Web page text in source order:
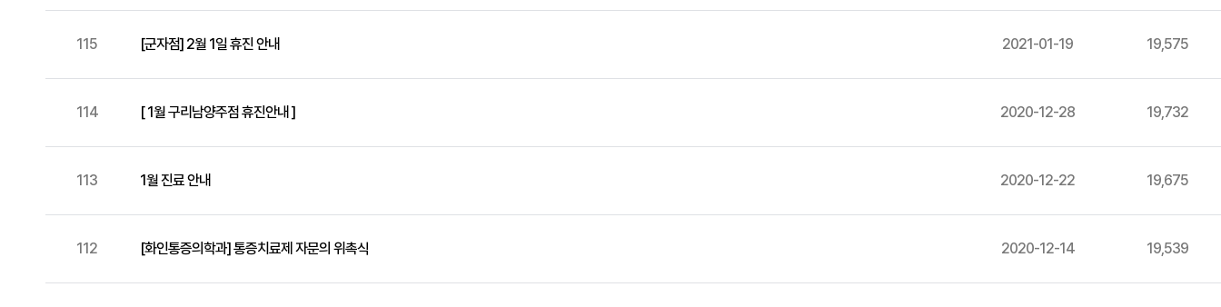
115 [군자점] 2월 1일 휴진 안내 2021-01-19 19,575
114 [ 1월 구리남양주점 휴진안내 ] 2020-12-28 19,732
113 1월 진료 안내 2020-12-22 19,675
112 [화인통증의학과] 통증치료제 자문의 위촉식 2020-12-14 19,539